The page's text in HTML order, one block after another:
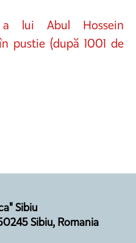
a lui Abul Hossein
pustie (după 1001 de
Sibiu
Sibiu, Romania